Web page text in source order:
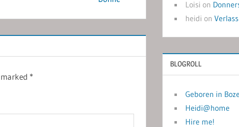
*
Loisi on
heidi on
BLOGROLL
Geboren in
Heidi@home
Hire me!